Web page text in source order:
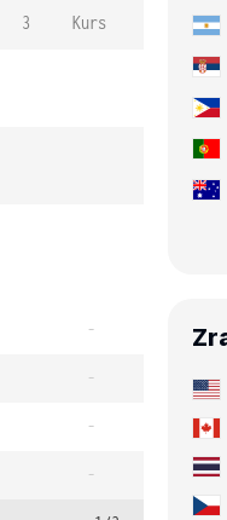
3 Kurs
-
-
-
-